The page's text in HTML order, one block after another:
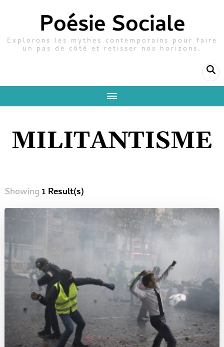
Poésie Sociale
Explorons les mythes contemporains pour faire
un pas de côté et retisser nos horizons.
MILITANTISME
Showing 1 Result(s)